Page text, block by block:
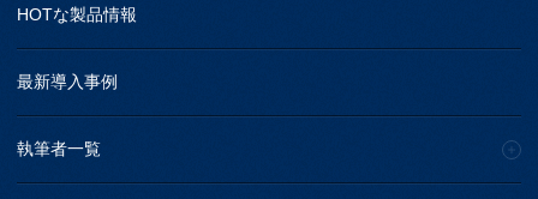
HOTな製品情報
最新導入事例
執筆者一覧